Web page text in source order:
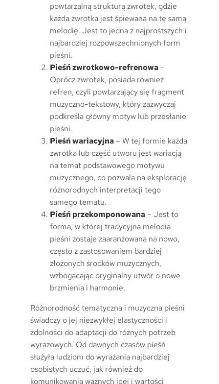
powtarzalną strukturą zwrotek, gdzie
każda zwrotka jest śpiewana na tę samą
melodię. Jest to jedna z najprostszych i
najbardziej rozpowszechnionych form
pieśni.
Pieśń zwrotkowo-refrenowa –
Oprócz zwrotek, posiada również
refren, czyli powtarzający się fragment
muzyczno-tekstowy, który zazwyczaj
podkreśla główny motyw lub przesłanie
pieśni.
Pieśń wariacyjna – W tej formie każda
zwrotka lub część utworu jest wariacją
na temat podstawowego motywu
muzycznego, co pozwala na eksplorację
różnorodnych interpretacji tego
samego tematu.
Pieśń przekomponowana – Jest to
forma, w której tradycyjna melodia
pieśni zostaje zaaranżowana na nowo,
często z zastosowaniem bardziej
złożonych środków muzycznych,
wzbogacając oryginalny utwór o nowe
brzmienia i harmonie.
Różnorodność tematyczna i muzyczna pieśni
świadczy o jej niezwykłej elastyczności i
zdolności do adaptacji do różnych potrzeb
wyrazowych. Od dawnych czasów pieśń
służyła ludziom do wyrażania najbardziej
osobistych uczuć, jak również do
komunikowania ważnych idei i wartości